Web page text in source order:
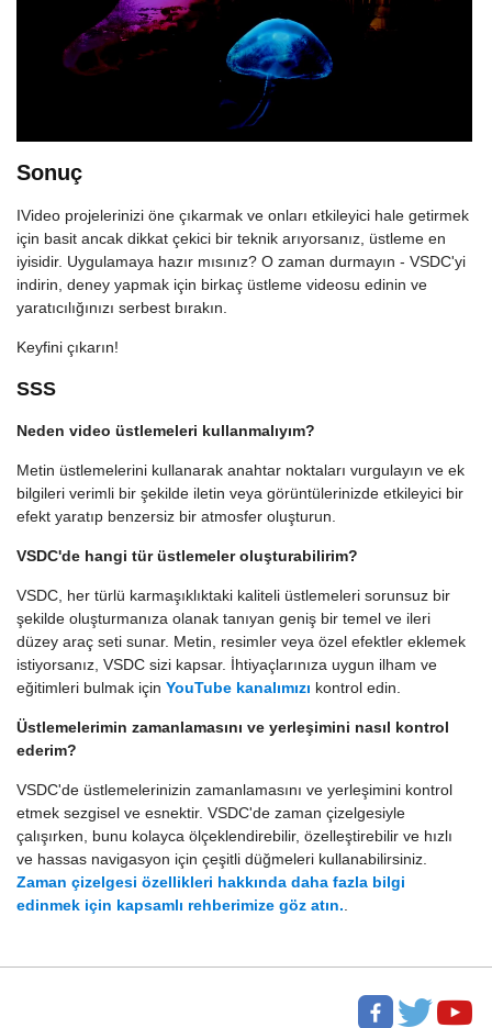
Sonuç
IVideo projelerinizi öne çıkarmak ve onları etkileyici hale getirmek
için basit ancak dikkat çekici bir teknik arıyorsanız, üstleme en
iyisidir. Uygulamaya hazır mısınız? O zaman durmayın - VSDC'yi
indirin, deney yapmak için birkaç üstleme videosu edinin ve
yaratıcılığınızı serbest bırakın.
Keyfini çıkarın!
SSS
Neden video üstlemeleri kullanmalıyım?
Metin üstlemelerini kullanarak anahtar noktaları vurgulayın ve ek
bilgileri verimli bir şekilde iletin veya görüntülerinizde etkileyici bir
efekt yaratıp benzersiz bir atmosfer oluşturun.
VSDC'de hangi tür üstlemeler oluşturabilirim?
VSDC, her türlü karmaşıklıktaki kaliteli üstlemeleri sorunsuz bir
şekilde oluşturmanıza olanak tanıyan geniş bir temel ve ileri
düzey araç seti sunar. Metin, resimler veya özel efektler eklemek
istiyorsanız, VSDC sizi kapsar. İhtiyaçlarınıza uygun ilham ve
eğitimleri bulmak için YouTube kanalımızı kontrol edin.
Üstlemelerimin zamanlamasını ve yerleşimini nasıl kontrol
ederim?
VSDC'de üstlemelerinizin zamanlamasını ve yerleşimini kontrol
etmek sezgisel ve esnektir. VSDC'de zaman çizelgesiyle
çalışırken, bunu kolayca ölçeklendirebilir, özelleştirebilir ve hızlı
ve hassas navigasyon için çeşitli düğmeleri kullanabilirsiniz.
Zaman çizelgesi özellikleri hakkında daha fazla bilgi
edinmek için kapsamlı rehberimize göz atın..